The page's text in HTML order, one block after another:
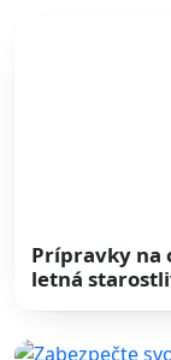
Prípravky na
letná